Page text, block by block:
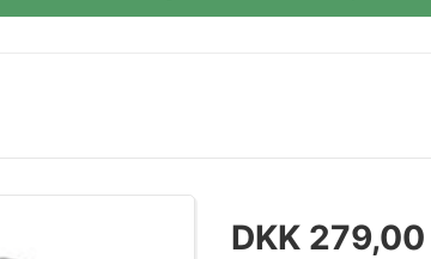
DKK 279,00